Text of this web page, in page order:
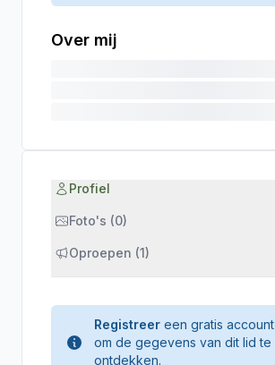
Over mij
Profiel
Foto's (0)
Oproepen (1)
Registreer een gratis
om de gegevens van dit lid te
ontdekken.